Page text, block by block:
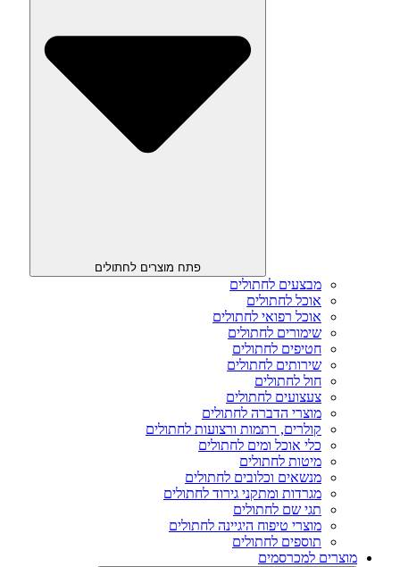
פתח מוצרים לחתולים
מבצעים לחתולים
אוכל לחתולים
אוכל רפואי לחתולים
שימורים לחתולים
חטיפים לחתולים
שירותים לחתולים
חול לחתולים
צעצועים לחתולים
מוצרי הדברה לחתולים
קולרים, רתמות ורצועות לחתולים
כלי אוכל ומים לחתולים
מיטות לחתולים
מנשאים וכלובים לחתולים
מגרדות ומתקני גירוד לחתולים
תגי שם לחתולים
מוצרי טיפוח היגיינה לחתולים
תוספים לחתולים
מוצרים למכרסמים